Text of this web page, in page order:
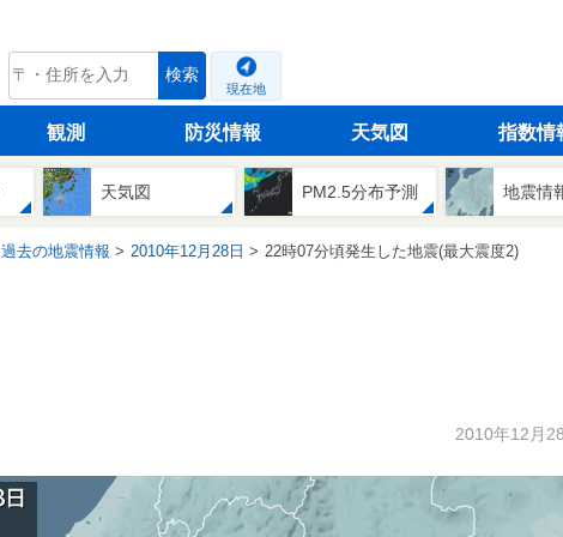
tenki.jp 検索
現在地
観測 防災情報 天気図 指数情
天気図 PM2.5分布予測 地震情
過去の地震情報 2010年12月28日 22時07分頃発生した地震(最大震度2)
2010年12月